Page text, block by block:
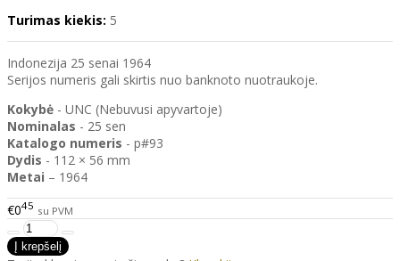
Turimas kiekis: 5
Indonezija 25 senai 1964
Serijos numeris gali skirtis nuo banknoto nuotraukoje.
Kokybė - UNC (Nebuvusi apyvartoje)
Nominalas - 25 sen
Katalogo numeris - p#93
Dydis - 112 × 56 mm
Metai – 1964
€045 su PVM